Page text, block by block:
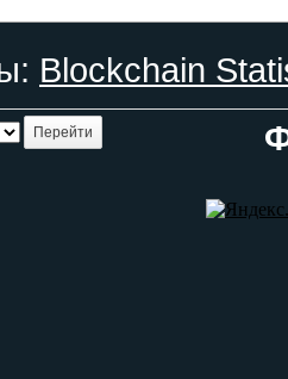
Blockchain